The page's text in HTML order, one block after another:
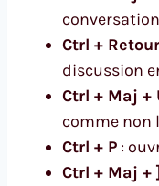
Ctrl +
discussion
Ctrl + Maj +
comme non
Ctrl + P :
Ctrl + Maj + ]